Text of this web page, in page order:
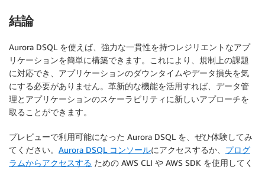
結論
Aurora DSQL を使えば、強力な一貫性を持つレジリエントなアプ
リケーションを簡単に構築できます。これにより、規制上の課題
に対応でき、アプリケーションのダウンタイムやデータ損失を気
にする必要がありません。革新的な機能を活用すれば、データ管
理とアプリケーションのスケーラビリティに新しいアプローチを
取ることができます。
プレビューで利用可能になった Aurora DSQL を、ぜひ体験してみ
てください。 Aurora DSQL コンソールにアクセスするか、 プログ
ラムからアクセスする ための AWS CLI や AWS SDK を使用してく